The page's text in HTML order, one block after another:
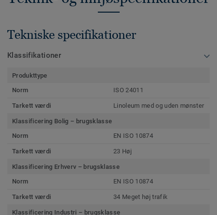
Tekniske specifikationer
Klassifikationer
Produkttype
Norm
ISO 24011
Tarkett værdi Linoleum med og uden mønster
Klassificering Bolig – brugsklasse
Norm
EN ISO 10874
Tarkett værdi 23 Høj
Klassificering Erhverv – brugsklasse
Norm
EN ISO 10874
Tarkett værdi 34 Meget høj trafik
Klassificering Industri – brugsklasse